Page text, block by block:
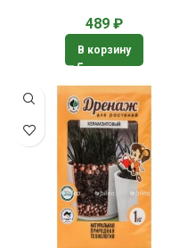
489 ₽
В корзину